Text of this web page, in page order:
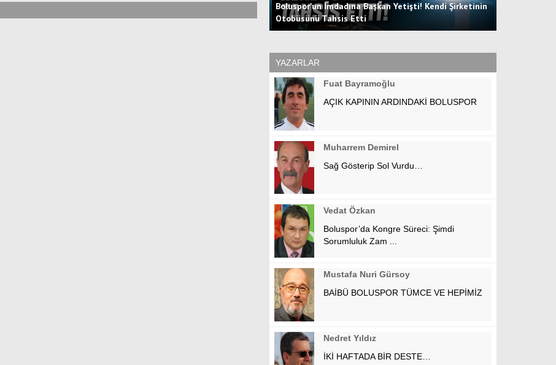
Boluspor'un İmdadına Başkan Yetişti! Kendi Şirketinin
Otobüsünü Tahsis Etti
YAZARLAR
Fuat Bayramoğlu
AÇIK KAPININ ARDINDAKİ BOLUSPOR
Muharrem Demirel
Sağ Gösterip Sol Vurdu…
Vedat Özkan
Boluspor’da Kongre Süreci: Şimdi
Sorumluluk Zam ...
Mustafa Nuri Gürsoy
BAİBÜ BOLUSPOR TÜMCE VE HEPİMİZ
Nedret Yıldız
İKİ HAFTADA BİR DESTE…